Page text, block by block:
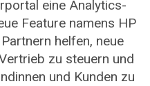
eine Analytics-
Feature namens HP
helfen, neue
zu steuern und
und Kunden zu